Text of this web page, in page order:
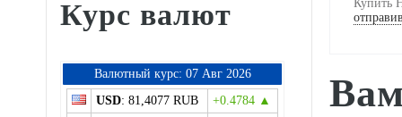
Курс валют
Bалютный курс: 07 Авг 2026
USD: 81,4077 RUB
+0.4784 ▲
Купить